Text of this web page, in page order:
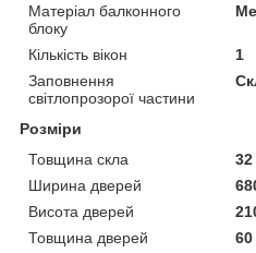
Матеріал балконного
блоку
Кількість вікон
1
Заповнення
світлопрозорої частини
Розміри
Товщина скла
Ширина дверей
Висота дверей
Товщина дверей